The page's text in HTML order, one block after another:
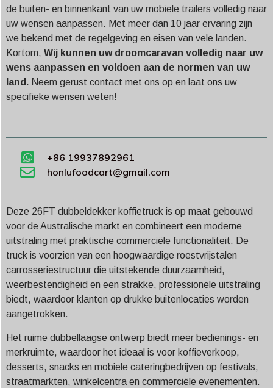
de buiten- en binnenkant van uw mobiele trailers volledig naar
uw wensen aanpassen. Met meer dan 10 jaar ervaring zijn
we bekend met de regelgeving en eisen van vele landen.
Kortom, Wij kunnen uw droomcaravan volledig naar uw
wens aanpassen en voldoen aan de normen van uw
land. Neem gerust contact met ons op en laat ons uw
specifieke wensen weten!
+86 19937892961
honlufoodcart@gmail.com
Deze 26FT dubbeldekker koffietruck is op maat gebouwd
voor de Australische markt en combineert een moderne
uitstraling met praktische commerciële functionaliteit. De
truck is voorzien van een hoogwaardige roestvrijstalen
carrosseriestructuur die uitstekende duurzaamheid,
weerbestendigheid en een strakke, professionele uitstraling
biedt, waardoor klanten op drukke buitenlocaties worden
aangetrokken.
Het ruime dubbellaagse ontwerp biedt meer bedienings- en
merkruimte, waardoor het ideaal is voor koffieverkoop,
desserts, snacks en mobiele cateringbedrijven op festivals,
straatmarkten, winkelcentra en commerciële evenementen.